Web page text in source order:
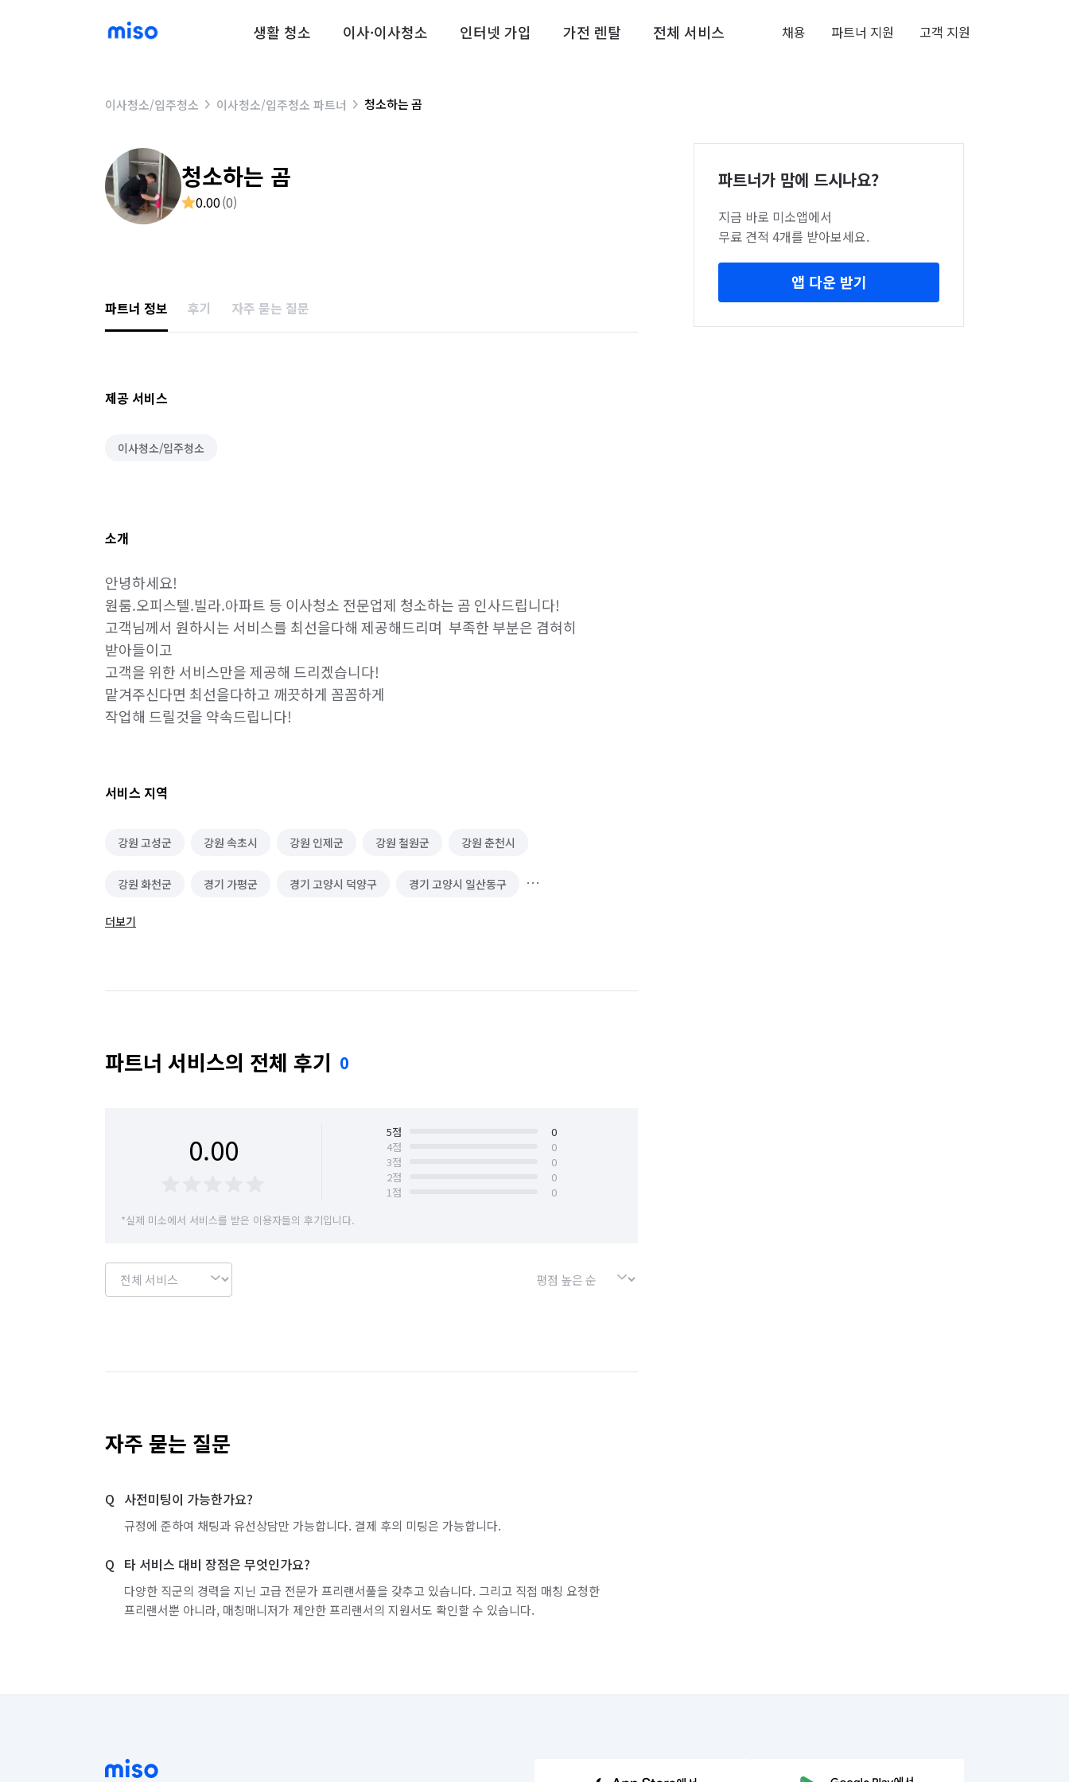
생활 청소 이사·이사청소 인터넷 가입 가전 렌탈 전체 서비스 채용 파트너 지원 고객 지원
이사청소/입주청소 이사청소/입주청소 파트너 청소하는 곰
청소하는 곰
0.00(0)
파트너 정보 후기 자주 묻는 질문
제공 서비스
이사청소/입주청소
소개
안녕하세요!
원룸.오피스텔.빌라.아파트 등 이사청소 전문업제 청소하는 곰 인사드립니다!
고객님께서 원하시는 서비스를 최선을다해 제공해드리며  부족한 부분은 겸혀히
받아들이고
고객을 위한 서비스만을 제공해 드리겠습니다!
맡겨주신다면 최선을다하고 깨끗하게 꼼꼼하게
서비스 지역
강원 고성군 강원 속초시 강원 인제군 강원 철원군 강원 춘천시
강원 화천군 경기 가평군 경기 고양시 덕양구 경기 고양시 일산동구
경기 고양시 일산서구
더보기
파트너 서비스의 전체 후기 0
0.00 5점
0
4점
0
3점
0
2점
0
1점
0
*실제 미소에서 서비스를 받은 이용자들의 후기입니다.
자주 묻는 질문
사전미팅이 가능한가요?
규정에 준하여 채팅과 유선상담만 가능합니다. 결제 후의 미팅은 가능합니다.
타 서비스 대비 장점은 무엇인가요?
다양한 직군의 경력을 지닌 고급 전문가 프리랜서풀을 갖추고 있습니다. 그리고 직접 매칭 요청한
프리랜서뿐 아니라, 매칭매니저가 제안한 프리랜서의 지원서도 확인할 수 있습니다.
파트너가 맘에 드시나요?
지금 바로 미소앱에서
무료 견적 4개를 받아보세요.
앱 다운 받기